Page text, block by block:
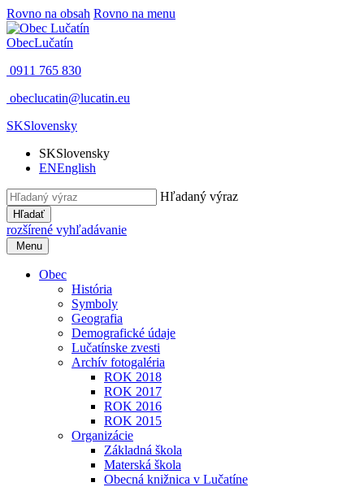
Rovno na obsah Rovno na menu
ObecLučatín
0911 765 830
obeclucatin@lucatin.eu
SKSlovensky
SKSlovensky
ENEnglish
Hľadaný výraz
Hľadať
rozšírené vyhľadávanie
Menu
Obec
História
Symboly
Geografia
Demografické údaje
Lučatínske zvesti
Archív fotogaléria
ROK 2018
ROK 2017
ROK 2016
ROK 2015
Organizácie
Základná škola
Materská škola
Obecná knižnica v Lučatíne